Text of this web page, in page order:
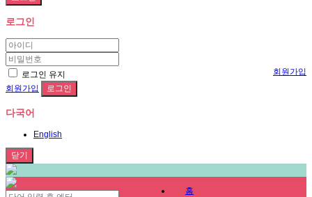
로그인
회원가입
로그인 유지
회원가입
다국어
English
닫기
홈